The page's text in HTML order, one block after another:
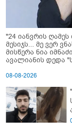
"24 იანვრის
მესიჯს... მე ვერ
მისწერა ნია
ავალიანის დედა
08-08-2026